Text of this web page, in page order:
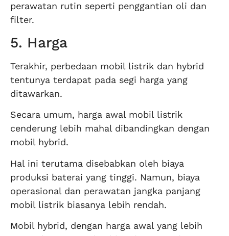
perawatan rutin seperti penggantian oli dan
filter.
5. Harga
Terakhir, perbedaan mobil listrik dan hybrid
tentunya terdapat pada segi harga yang
ditawarkan.
Secara umum, harga awal mobil listrik
cenderung lebih mahal dibandingkan dengan
mobil hybrid.
Hal ini terutama disebabkan oleh biaya
produksi baterai yang tinggi. Namun, biaya
operasional dan perawatan jangka panjang
mobil listrik biasanya lebih rendah.
Mobil hybrid, dengan harga awal yang lebih